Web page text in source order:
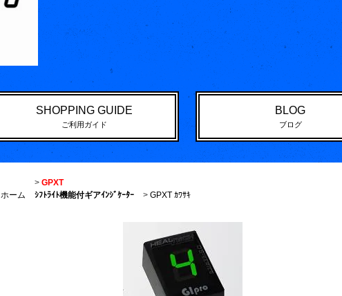
SHOPPING GUIDE
ご利用ガイド
BLOG
ブログ
ホーム
> GPXT
ｼﾌﾄﾗｲﾄ機能付ギアｲﾝｼﾞｹｰﾀｰ
> GPXT ｶﾜｻｷ